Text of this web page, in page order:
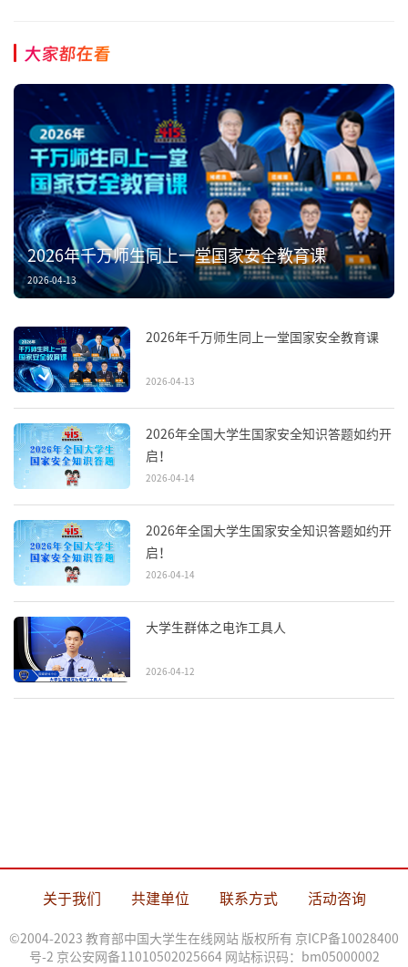
大家都在看
2026年千万师生同上一堂国家安全教育课
2026-04-13
2026年千万师生同上一堂国家安全教育课
2026-04-13
2026年全国大学生国家安全知识答题如约开
启！
2026-04-14
2026年全国大学生国家安全知识答题如约开
启！
2026-04-14
大学生群体之电诈工具人
2026-04-12
关于我们 共建单位 联系方式 活动咨询
©2004-2023 教育部中国大学生在线网站 版权所有 京ICP备10028400
号-2 京公安网备11010502025664 网站标识码：bm05000002